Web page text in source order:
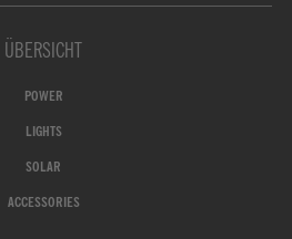
ÜBERSICHT
POWER
LIGHTS
SOLAR
ACCESSORIES